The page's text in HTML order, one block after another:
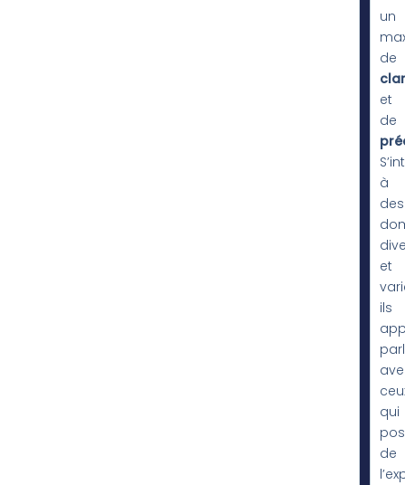
un
de
et
de
à
des
et
ils
qui
de